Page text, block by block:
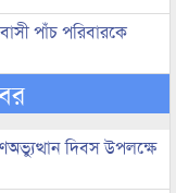
পাঁচ পরিবারকে
দিবস উপলক্ষে